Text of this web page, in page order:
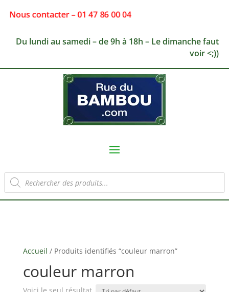
Nous contacter – 01 47 86 00 04
Du lundi au samedi – de 9h à 18h – Le dimanche faut
voir <;))
Recherche
de
produits
Accueil / Produits identifiés “couleur marron”
couleur marron